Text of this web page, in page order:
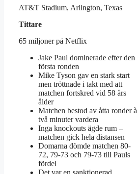
AT&T Stadium, Arlington, Texas
Tittare
65 miljoner på Netflix
Jake Paul dominerade efter den
första ronden
Mike Tyson gav en stark start
men tröttnade i takt med att
matchen fortskred vid 58 års
ålder
Matchen bestod av åtta ronder à
två minuter vardera
Inga knockouts ägde rum –
matchen gick hela distansen
Domarna dömde matchen 80-
72, 79-73 och 79-73 till Pauls
fördel
Det var en sanktionerad